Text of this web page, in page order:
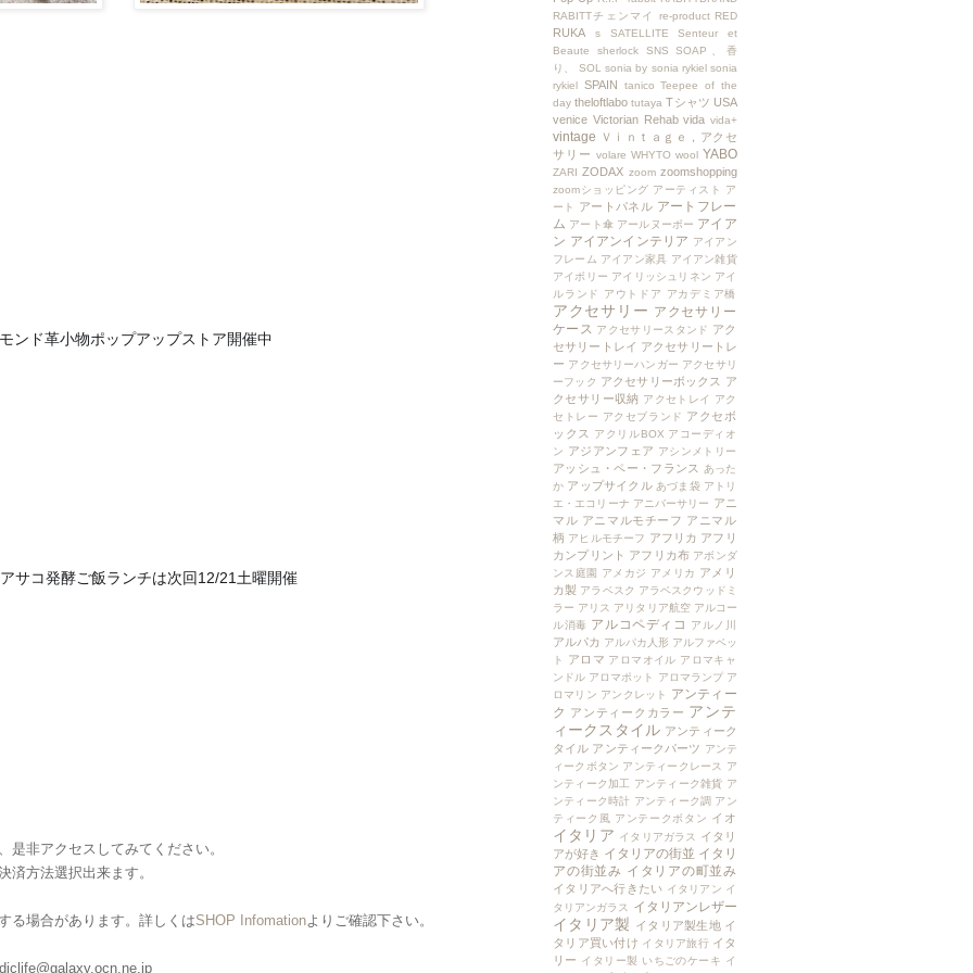
ンド革小物ポップアップストア開催中
サコ発酵ご飯ランチは次回12/21土曜開催
非アクセスしてみてください。
方法選択出来ます。
る場合があります。詳しくはSHOP Infomationよりご確認下さい。
RABITTチェンマイ
re-product RED
RUKA s SATELLITE
Senteur et
Beaute
sherlock SNS
SOAP、香
り、
SOL sonia by sonia rykiel sonia
rykiel SPAIN tanico Teepee of the
day theloftlabo tutaya Tシャツ USA
venice Victorian Rehab vida vida+
vintage Ｖｉｎｔａｇｅ，アクセ
サリー volare WHYTO wool YABO
ZARI ZODAX zoom zoomshopping
zoomショッピング アーティスト
ア
ート
アートパネル アートフレー
ム アート傘 アールヌーボー アイア
ン アイアンインテリア アイアン
フレーム アイアン家具 アイアン雑貨
アイボリー アイリッシュリネン アイ
ルランド
アウトドア アカデミア橋
アクセサリー アクセサリー
ケース アクセサリースタンド アク
セサリートレイ アクセサリートレ
ー アクセサリーハンガー アクセサリ
ーフック アクセサリーボックス ア
クセサリー収納 アクセトレイ
アク
セトレー アクセブランド アクセボ
ックス
アクリルBOX アコーディオ
ン アジアンフェア アシンメトリー
アッシュ・ペー・フランス
あった
か アップサイクル あづま袋 アトリ
エ・エコリーナ アニバーサリー アニ
マル アニマルモチーフ アニマル
柄 アヒルモチーフ アフリカ アフリ
カンプリント アフリカ布 アボンダ
ンス庭園
アメカジ アメリカ アメリ
カ製 アラベスク アラベスクウッドミ
ラー アリス アリタリア航空 アルコー
ル消毒 アルコペディコ アルノ川
アルパカ アルパカ人形 アルファベッ
ト
アロマ アロマオイル アロマキャ
ンドル アロマポット アロマランプ ア
ロマリン アンクレット
アンティー
ク アンティークカラー アンテ
ィークスタイル アンティーク
タイル アンティークパーツ アンテ
ィークボタン アンティークレース
ア
ンティーク加工 アンティーク雑貨 ア
ンティーク時計 アンティーク調 アン
ティーク風
アンテークボタン イオ
イタリア イタリアガラス
イタリ
アが好き イタリアの街並 イタリ
アの街並み イタリアの町並み
イタリアへ行きたい イタリアン イ
タリアンガラス
イタリアンレザー
イタリア製 イタリア製生地 イ
タリア買い付け イタリア旅行 イタ
リー イタリー製 いちごのケーキ イ